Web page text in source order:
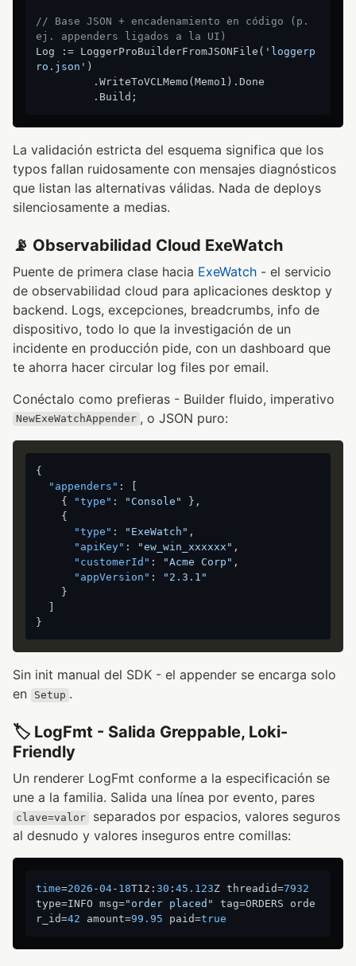
// Base JSON + encadenamiento en código (p.
ej. appenders ligados a la UI)
Log := LoggerProBuilderFromJSONFile( 'loggerp
ro.json' )
La validación estricta del esquema significa que los
typos fallan ruidosamente con mensajes diagnósticos
que listan las alternativas válidas. Nada de deploys
silenciosamente a medias.
📡 Observabilidad Cloud ExeWatch
Puente de primera clase hacia ExeWatch - el servicio
de observabilidad cloud para aplicaciones desktop y
backend. Logs, excepciones, breadcrumbs, info de
dispositivo, todo lo que la investigación de un
incidente en producción pide, con un dashboard que
te ahorra hacer circular log files por email.
Conéctalo como prefieras - Builder fluido, imperativo
NewExeWatchAppender , o JSON puro:
{
"appenders" :
[
{
"type" : "Console" } ,
{
"type" : "ExeWatch" ,
"apiKey" : "ew_win_xxxxxx" ,
"customerId" : "Acme Corp" ,
"appVersion" :
"2.3.1"
}
]
}
Sin init manual del SDK - el appender se encarga solo
en
Setup .
🏷️ LogFmt - Salida Greppable, Loki-
Friendly
Un renderer LogFmt conforme a la especificación se
une a la familia. Salida una línea por evento, pares
clave=valor
separados por espacios, valores seguros
al desnudo y valores inseguros entre comillas:
time=2026 -04- 18T12: 30 : 45.123Z threadid=7932
type=INFO msg="order placed"
tag=ORDERS orde
r_id=42 amount=99.95 paid=true